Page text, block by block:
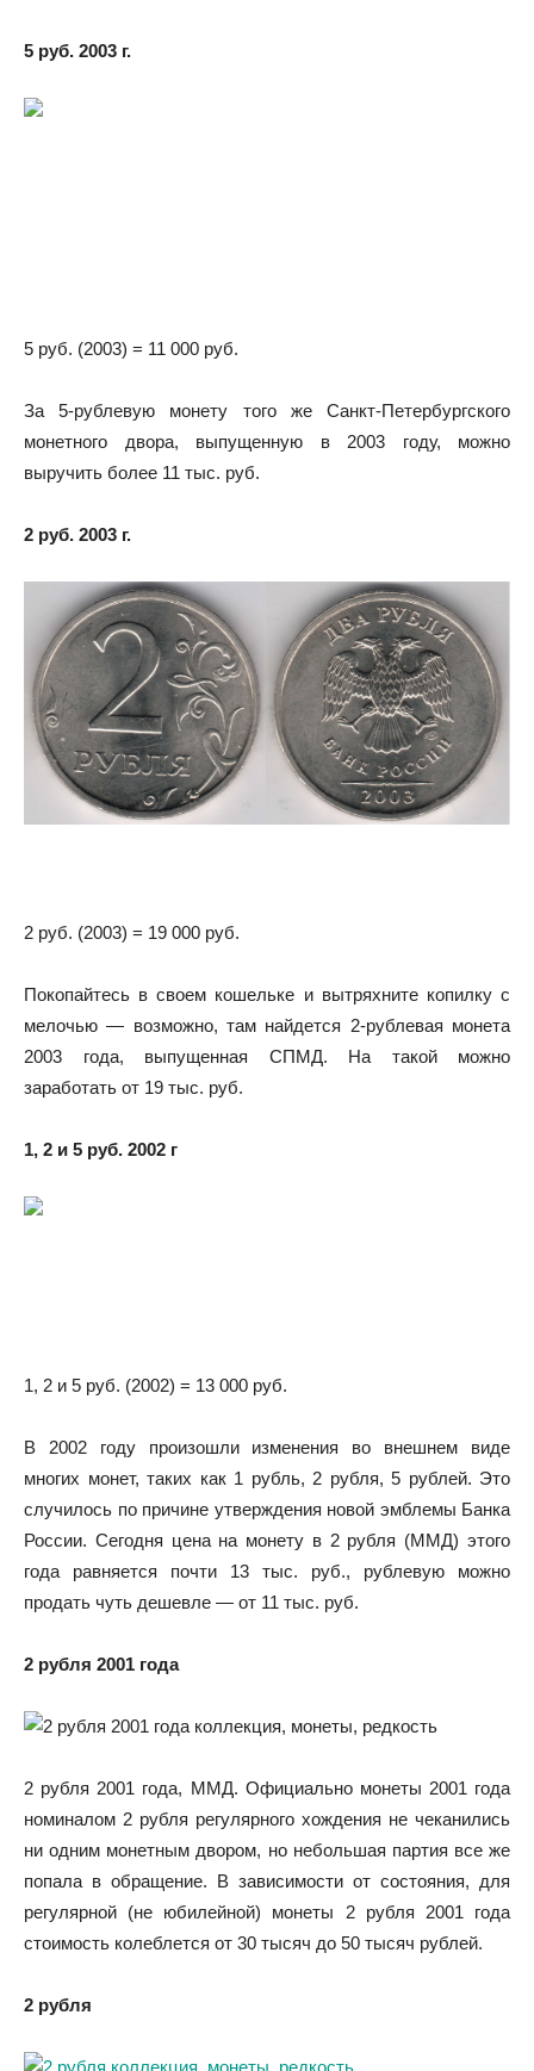
5 руб. 2003 г.
5 руб. (2003) = 11 000 руб.
За 5-рублевую монету того же Санкт-Петербургского
монетного двора, выпущенную в 2003 году, можно
выручить более 11 тыс. руб.
2 руб. 2003 г.
2 руб. (2003) = 19 000 руб.
Покопайтесь в своем кошельке и вытряхните копилку с
мелочью — возможно, там найдется 2-рублевая монета
2003 года, выпущенная СПМД. На такой можно
заработать от 19 тыс. руб.
1, 2 и 5 руб. 2002 г
1, 2 и 5 руб. (2002) = 13 000 руб.
В 2002 году произошли изменения во внешнем виде
многих монет, таких как 1 рубль, 2 рубля, 5 рублей. Это
случилось по причине утверждения новой эмблемы Банка
России. Сегодня цена на монету в 2 рубля (ММД) этого
года равняется почти 13 тыс. руб., рублевую можно
продать чуть дешевле — от 11 тыс. руб.
2 рубля 2001 года
2 рубля 2001 года, ММД. Официально монеты 2001 года
номиналом 2 рубля регулярного хождения не чеканились
ни одним монетным двором, но небольшая партия все же
попала в обращение. В зависимости от состояния, для
регулярной (не юбилейной) монеты 2 рубля 2001 года
стоимость колеблется от 30 тысяч до 50 тысяч рублей.
2 рубля